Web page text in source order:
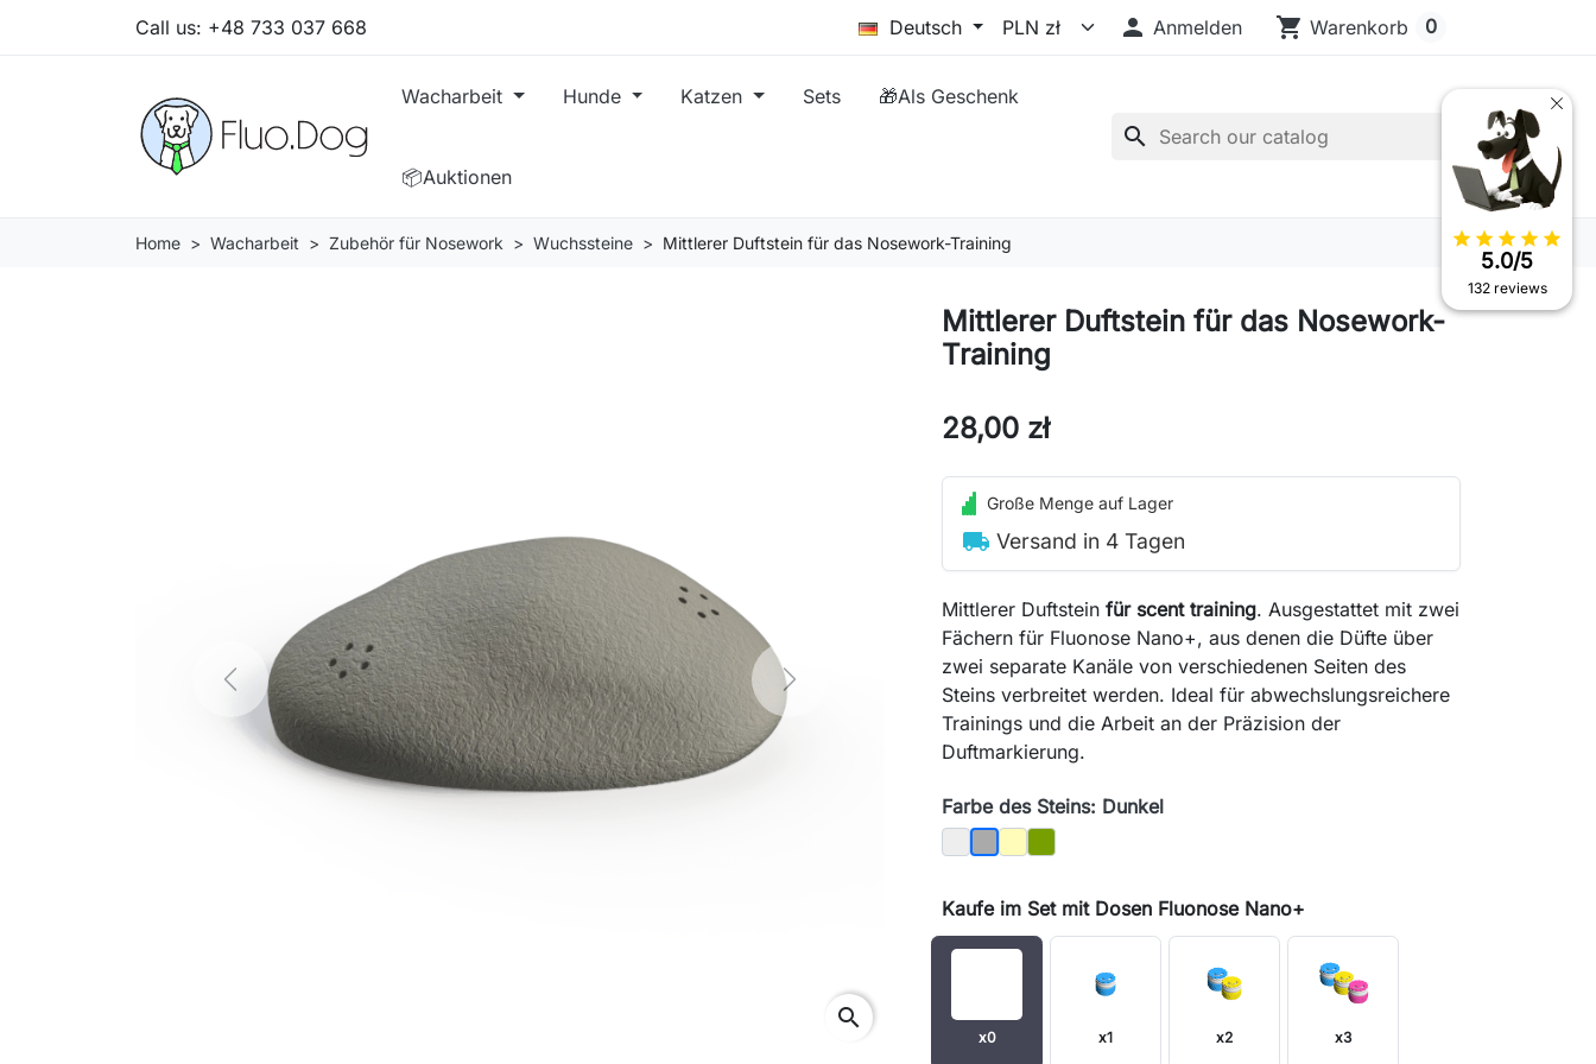
Call us: +48 733 037 668 Deutsch  Anmelden shopping_cart Warenkorb 0
Wacharbeit Hunde Katzen Sets 🎁Als Geschenk
📦Auktionen
search
Home Wacharbeit Zubehör für Nosework Wuchssteine Mittlerer Duftstein für das Nosework-Training
Previous Next
search
Mittlerer Duftstein für das Nosework-
Training
28,00 zł
Große Menge auf Lager
local_shipping Versand in 4 Tagen
Mittlerer Duftstein für scent training. Ausgestattet mit zwei
Fächern für Fluonose Nano+, aus denen die Düfte über
zwei separate Kanäle von verschiedenen Seiten des
Steins verbreitet werden. Ideal für abwechslungsreichere
Trainings und die Arbeit an der Präzision der
Duftmarkierung.
Farbe des Steins: Dunkel
HelleDunkel
Sandfarben
Moos
Kaufe im Set mit Dosen Fluonose Nano+
x0 x1 x2 x3
star star star star star
5.0/5
132 reviews